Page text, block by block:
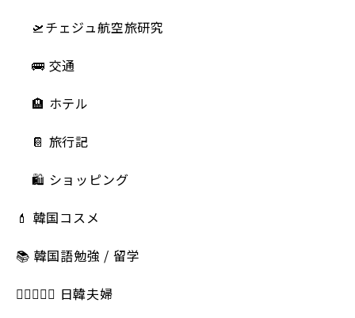
🛫チェジュ航空旅研究
🚌 交通
🏨 ホテル
📔 旅行記
🛍️ ショッピング
💄 韓国コスメ
📚 韓国語勉強 / 留学
👩🏻‍❤️‍👨🏻 日韓夫婦